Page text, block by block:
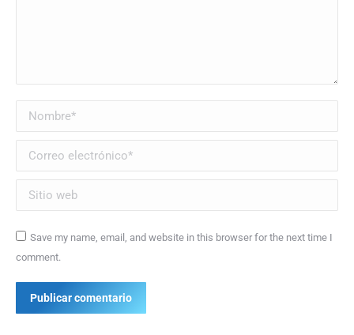
Nombre *
Correo electrónico *
Sitio web
Save my name, email, and website in this browser for the next time I
comment.
Publicar comentario